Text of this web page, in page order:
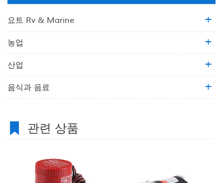
요트 Rv & Marine
농업
산업
음식과 음료
관련 상품